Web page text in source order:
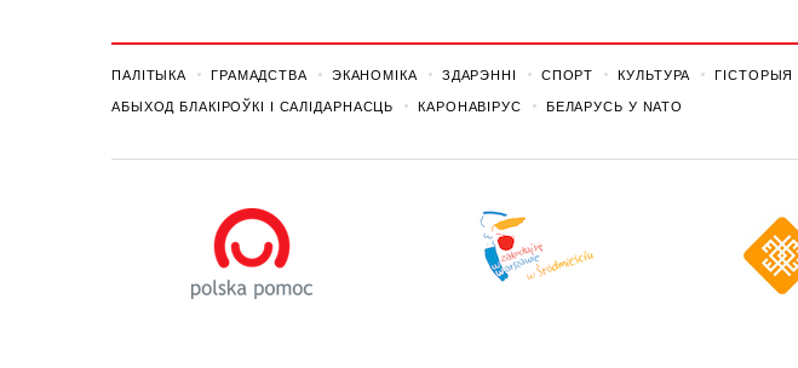
ПАЛІТЫКА ГРАМАДСТВА ЭКАНОМІКА ЗДАРЭННI СПОРТ КУЛЬТУРА ГІСТОРЫЯ
АБЫХОД БЛАКІРОЎКІ І САЛІДАРНАСЦЬ КАРОНАВІРУС БЕЛАРУСЬ У NATO